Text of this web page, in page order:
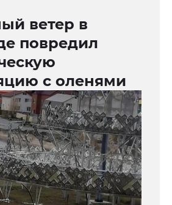
ветер в
повредил
с оленями